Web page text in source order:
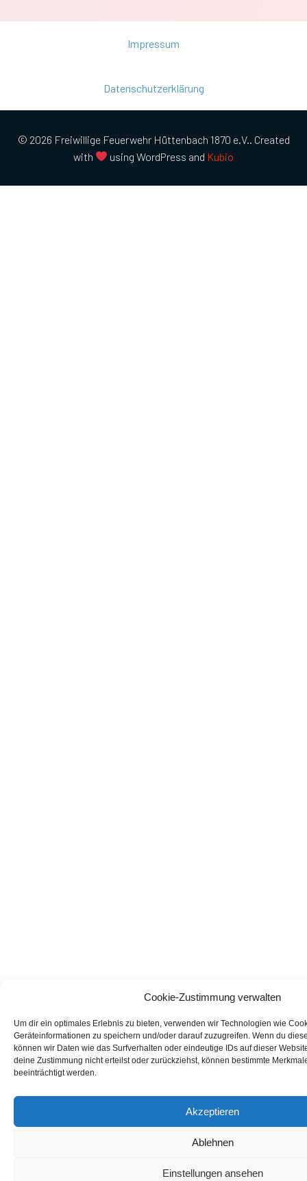
Cookie-Zustimmung verwalten
Um dir ein optimales Erlebnis zu bieten, verwenden wir Technologien wie
Geräteinformationen zu speichern und/oder darauf zuzugreifen. Wenn du
können wir Daten wie das Surfverhalten oder eindeutige IDs auf dieser
deine Zustimmung nicht erteilst oder zurückziehst, können bestimmte
beeinträchtigt werden.
Akzeptieren
Ablehnen
Einstellungen ansehen
Impressum
Datenschutzerklärung
© 2026 Freiwillige Feuerwehr Hüttenbach 1870 e.V.. Created
with
using WordPress and Kubio